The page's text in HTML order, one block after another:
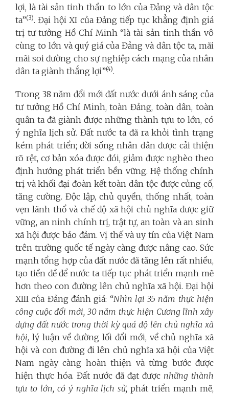
lợi, là tài sản tinh thần to lớn của Đảng và dân tộc
ta”(3). Đại hội XI của Đảng tiếp tục khẳng định giá
trị tư tưởng Hồ Chí Minh “là tài sản tinh thần vô
cùng to lớn và quý giá của Đảng và dân tộc ta, mãi
mãi soi đường cho sự nghiệp cách mạng của nhân
dân ta giành thắng lợi”(4).
Trong 38 năm đổi mới đất nước dưới ánh sáng của
tư tưởng Hồ Chí Minh, toàn Đảng, toàn dân, toàn
quân ta đã giành được những thành tựu to lớn, có
ý nghĩa lịch sử. Đất nước ta đã ra khỏi tình trạng
kém phát triển; đời sống nhân dân được cải thiện
rõ rệt, cơ bản xóa được đói, giảm được nghèo theo
định hướng phát triển bền vững. Hệ thống chính
trị và khối đại đoàn kết toàn dân tộc được củng cố,
tăng cường. Độc lập, chủ quyền, thống nhất, toàn
vẹn lãnh thổ và chế độ xã hội chủ nghĩa được giữ
vững, an ninh chính trị, trật tự, an toàn và an sinh
xã hội được bảo đảm. Vị thế và uy tín của Việt Nam
trên trường quốc tế ngày càng được nâng cao. Sức
mạnh tổng hợp của đất nước đã tăng lên rất nhiều,
tạo tiền đề để nước ta tiếp tục phát triển mạnh mẽ
hơn theo con đường lên chủ nghĩa xã hội. Đại hội
XIII của Đảng đánh giá: “Nhìn lại 35 năm thực hiện
công cuộc đổi mới, 30 năm thực hiện Cương lĩnh xây
dựng đất nước trong thời kỳ quá độ lên chủ nghĩa xã
hội, lý luận về đường lối đổi mới, về chủ nghĩa xã
hội và con đường đi lên chủ nghĩa xã hội của Việt
Nam ngày càng hoàn thiện và từng bước được
hiện thực hóa. Đất nước đã đạt được những thành
tựu to lớn, có ý nghĩa lịch sử, phát triển mạnh mẽ,